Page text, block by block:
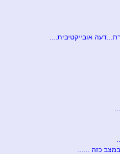
אובייקטיבית....
כזה ......